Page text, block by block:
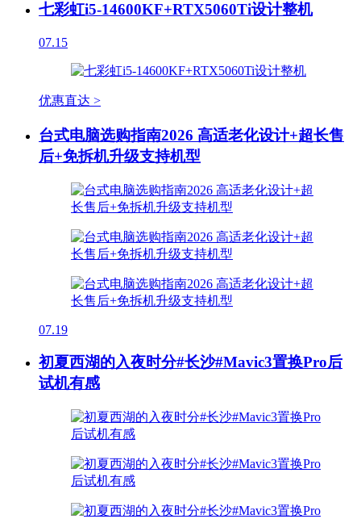
七彩虹i5-14600KF+RTX5060Ti设计整机
07.15
优惠直达 >
台式电脑选购指南2026 高适老化设计+超长售
后+免拆机升级支持机型
07.19
初夏西湖的入夜时分#长沙#Mavic3置换Pro后
试机有感